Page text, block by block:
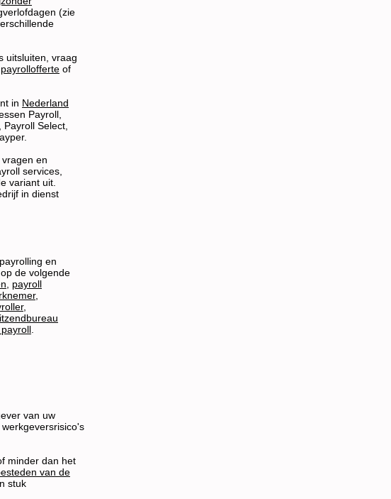
(zie
uitsluiten, vraag
payrollofferte of
in Nederland
Payroll,
Select,
en
services,
variant uit.
in dienst
en
de volgende
payroll
,
,
van uw
minder dan het
van de
stuk